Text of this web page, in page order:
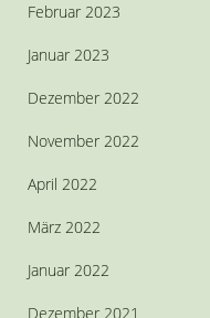
Februar 2023
Januar 2023
Dezember 2022
November 2022
April 2022
März 2022
Januar 2022
Dezember 2021